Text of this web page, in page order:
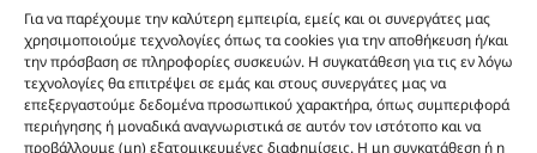
Για να παρέχουμε την καλύτερη εμπειρία, εμείς και οι συνεργάτες μας
χρησιμοποιούμε τεχνολογίες όπως τα cookies για την αποθήκευση ή/και
την πρόσβαση σε πληροφορίες συσκευών. Η συγκατάθεση για τις εν λόγω
τεχνολογίες θα επιτρέψει σε εμάς και στους συνεργάτες μας να
επεξεργαστούμε δεδομένα προσωπικού χαρακτήρα, όπως συμπεριφορά
περιήγησης ή μοναδικά αναγνωριστικά σε αυτόν τον ιστότοπο και να
προβάλλουμε (μη) εξατομικευμένες διαφημίσεις. Η μη συγκατάθεση ή η
Body Lotion 1 Million Lucky 200ml €12.00
Body Lotion 1 Million Lucky 200ml ποσότητα
στο
καλάθι
Body Butter 1 Million Lucky 200ml
Body Butter 1 Million Lucky 200ml ποσότητα
Προσθήκη
στο
καλάθι